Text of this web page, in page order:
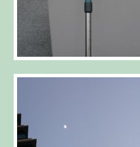
2018年12月28日